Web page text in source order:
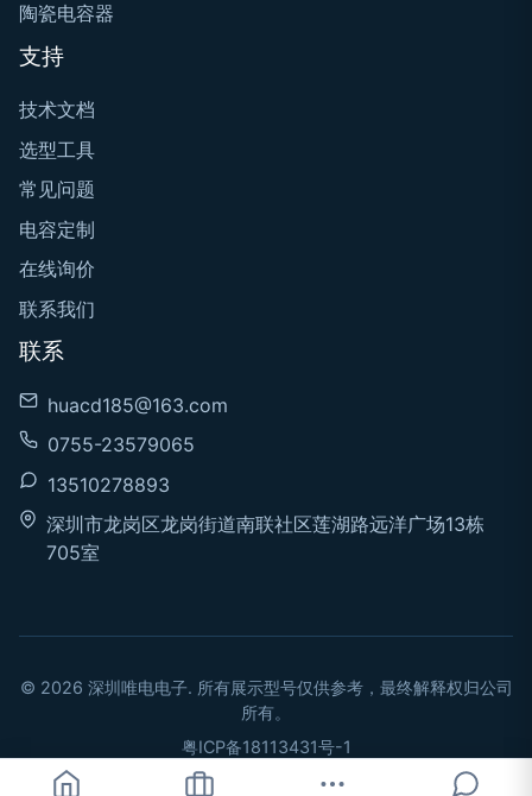
陶瓷电容器
支持
技术文档
选型工具
常见问题
电容定制
在线询价
联系我们
联系
huacd185@163.com
0755-23579065
13510278893
深圳市龙岗区龙岗街道南联社区莲湖路远洋广场13栋
705室
© 2026 深圳唯电电子. 所有展示型号仅供参考，最终解释权归公司
所有。
粤ICP备18113431号-1